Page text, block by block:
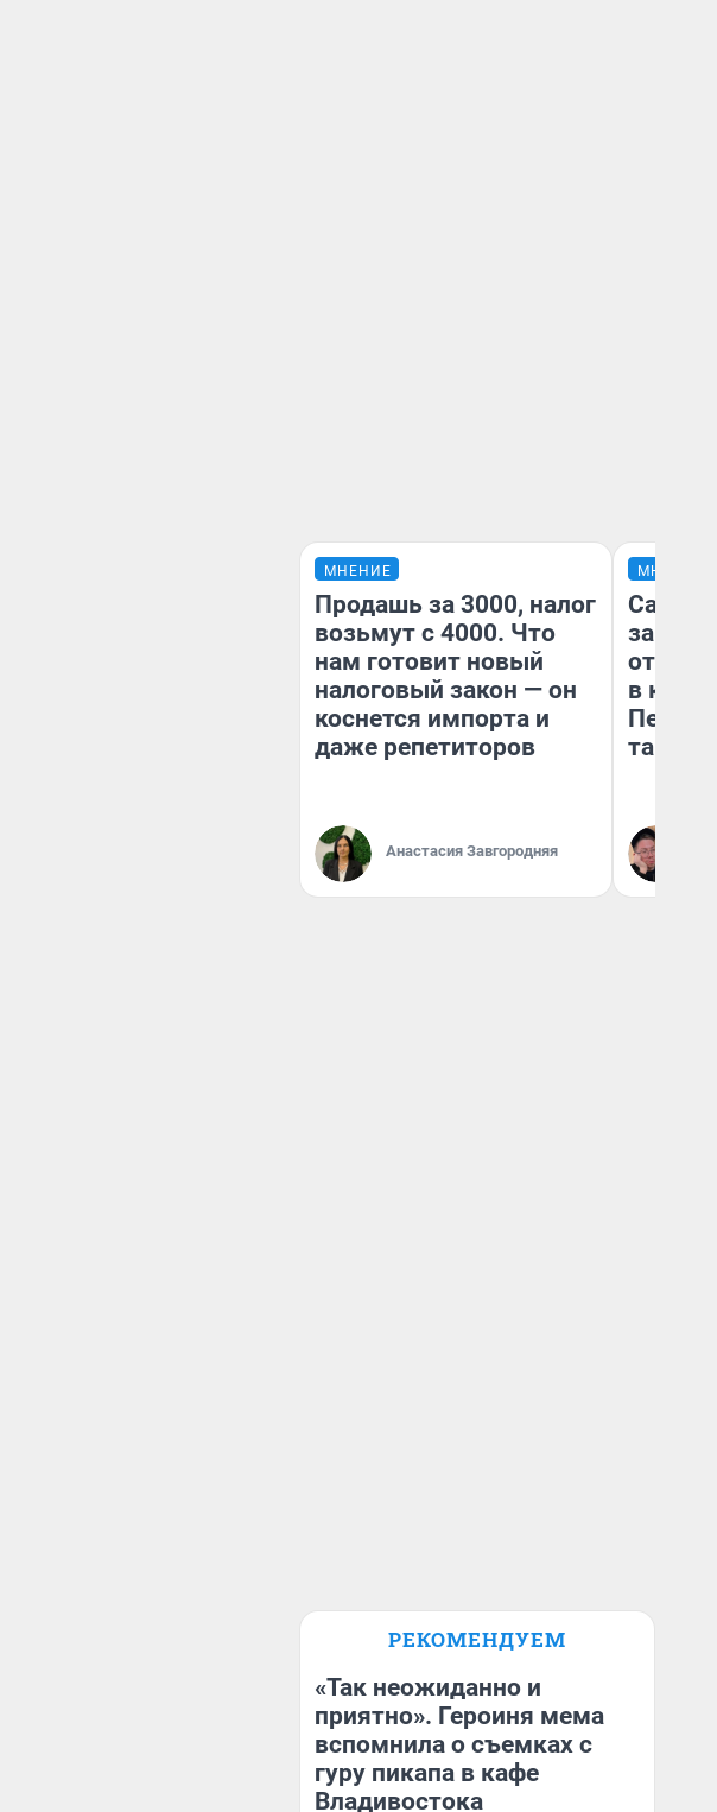
МНЕНИЕ
Продашь за 3000, налог
возьмут с 4000. Что
нам готовит новый
налоговый закон — он
коснется импорта и
даже репетиторов
Анастасия Завгородняя
МНЕНИЕ
Самая
в
там
РЕКОМЕНДУЕМ
«Так неожиданно и
приятно». Героиня мема
вспомнила о съемках с
гуру пикапа в кафе
Владивостока